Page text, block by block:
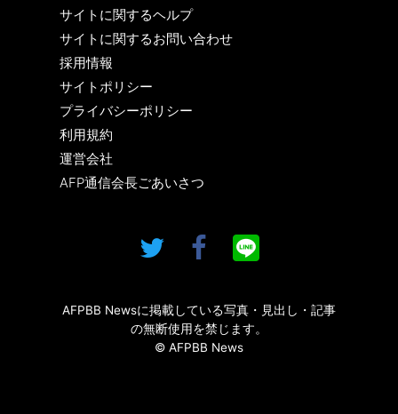
サイトに関するヘルプ
サイトに関するお問い合わせ
採用情報
サイトポリシー
プライバシーポリシー
利用規約
運営会社
AFP通信会長ごあいさつ
AFPBB Newsに掲載している写真・見出し・記事
の無断使用を禁じます。
© AFPBB News